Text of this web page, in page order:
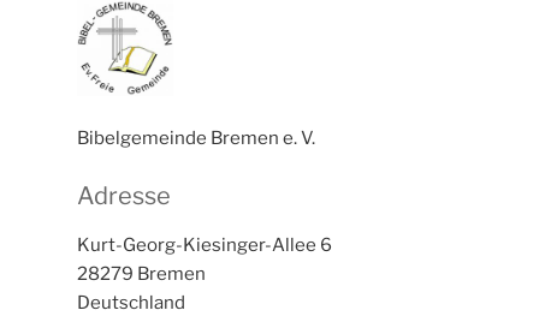
Bibelgemeinde Bremen e. V.
Adresse
Kurt-Georg-Kiesinger-Allee 6
28279 Bremen
Deutschland